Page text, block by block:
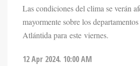
mayormente sobre los departamentos
Atlántida para este viernes.